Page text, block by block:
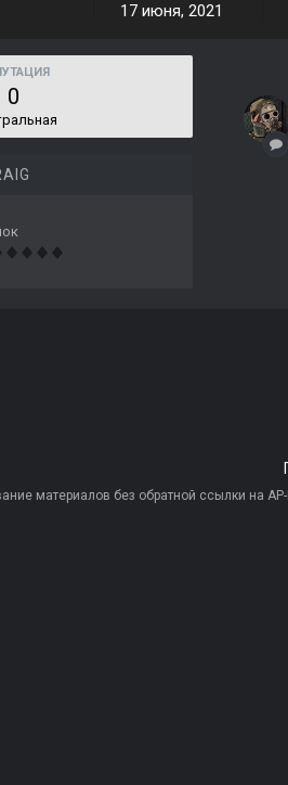
17 июня, 2021
0
материалов без обратной ссылки на